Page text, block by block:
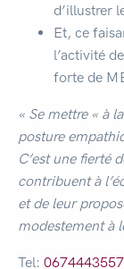
d’illustrer
Et, ce
l’activité
forte de
« Se mettre « à
posture
C’est une fierté
contribuent à
et de leur
modestement à
Tel: 0674443557